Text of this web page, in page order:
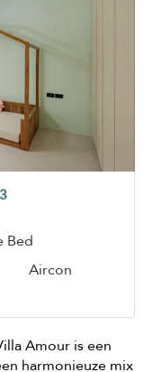
Bed
Aircon
Amour is een
harmonieuze mix